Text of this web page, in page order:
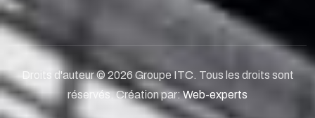
Droits d'auteur © 2026 Groupe ITC. Tous les droits sont
réservés. Création par:Web-experts